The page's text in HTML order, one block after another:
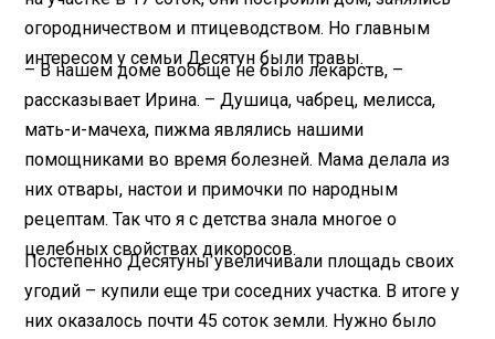
огородничеством и птицеводством. Но главным
интересом у семьи Десятун были травы.
– В нашем доме вообще не было лекарств, –
рассказывает Ирина. – Душица, чабрец, мелисса,
мать-и-мачеха, пижма являлись нашими
помощниками во время болезней. Мама делала из
них отвары, настои и примочки по народным
рецептам. Так что я с детства знала многое о
целебных свойствах дикоросов.
Постепенно Десятуны увеличивали площадь своих
угодий – купили еще три соседних участка. В итоге у
них оказалось почти 45 соток земли. Нужно было